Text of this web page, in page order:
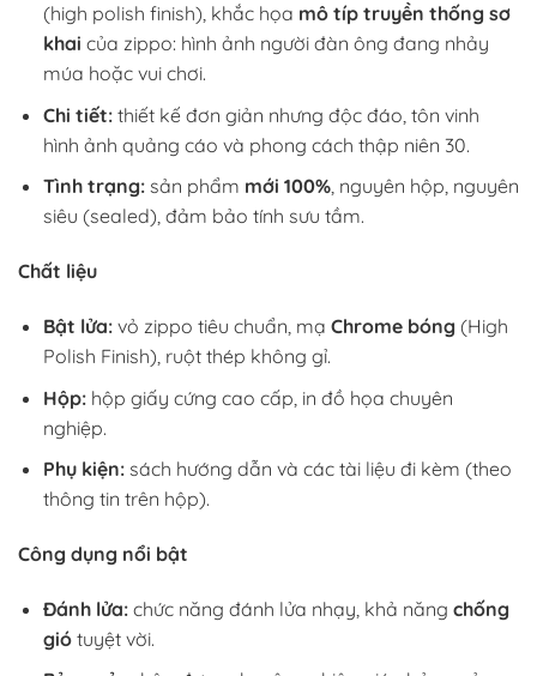
(high polish finish), khắc họa mô típ truyền thống sơ
khai của zippo: hình ảnh người đàn ông đang nhảy
múa hoặc vui chơi.
Chi tiết:thiết kế đơn giản nhưng độc đáo, tôn vinh
hình ảnh quảng cáo và phong cách thập niên 30.
Tình trạng:sản phẩm mới 100%, nguyên hộp, nguyên
siêu (sealed), đảm bảo tính sưu tầm.
Chất liệu
Bật lửa:vỏ zippo tiêu chuẩn, mạ Chrome bóng (High
Polish Finish), ruột thép không gỉ.
Hộp:hộp giấy cứng cao cấp, in đồ họa chuyên
nghiệp.
Phụ kiện:sách hướng dẫn và các tài liệu đi kèm (theo
thông tin trên hộp).
Công dụng nổi bật
Đánh lửa:chức năng đánh lửa nhạy, khả năng chống
giótuyệt vời.